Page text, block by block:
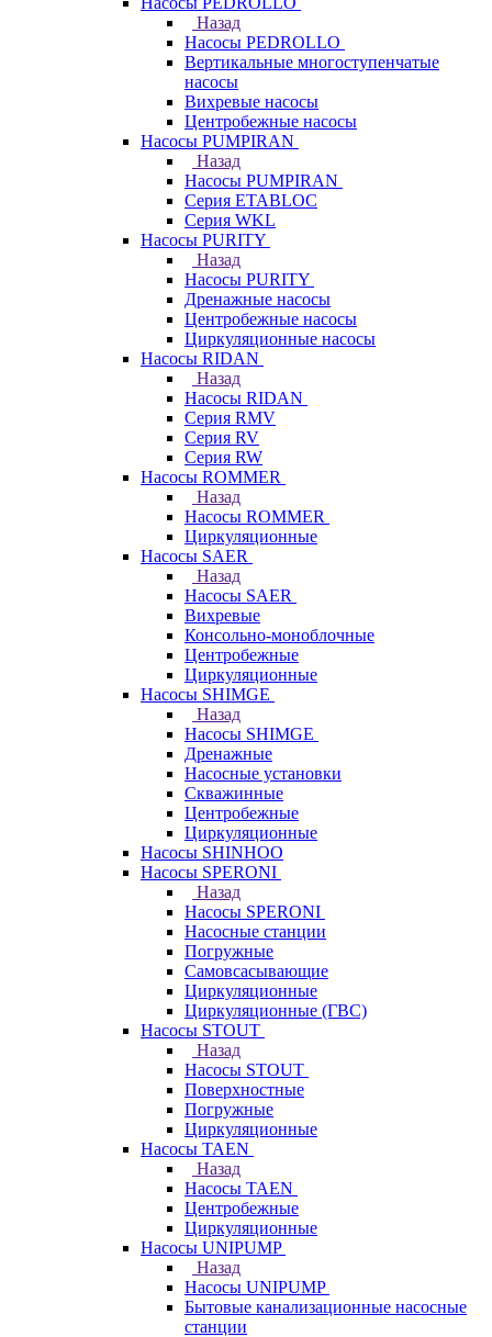
Назад
Насосы PEDROLLO
Вертикальные многоступенчатые
насосы
Вихревые насосы
Центробежные насосы
Насосы PUMPIRAN
Назад
Насосы PUMPIRAN
Серия ETABLOC
Серия WKL
Насосы PURITY
Назад
Насосы PURITY
Дренажные насосы
Центробежные насосы
Циркуляционные насосы
Насосы RIDAN
Назад
Насосы RIDAN
Серия RMV
Серия RV
Серия RW
Насосы ROMMER
Назад
Насосы ROMMER
Циркуляционные
Насосы SAER
Назад
Насосы SAER
Вихревые
Консольно-моноблочные
Центробежные
Циркуляционные
Насосы SHIMGE
Назад
Насосы SHIMGE
Дренажные
Насосные установки
Скважинные
Центробежные
Циркуляционные
Насосы SHINHOO
Насосы SPERONI
Назад
Насосы SPERONI
Насосные станции
Погружные
Самовсасывающие
Циркуляционные
Циркуляционные (ГВС)
Насосы STOUT
Назад
Насосы STOUT
Поверхностные
Погружные
Циркуляционные
Насосы TAEN
Назад
Насосы TAEN
Центробежные
Циркуляционные
Насосы UNIPUMP
Назад
Насосы UNIPUMP
Бытовые канализационные насосные
станции